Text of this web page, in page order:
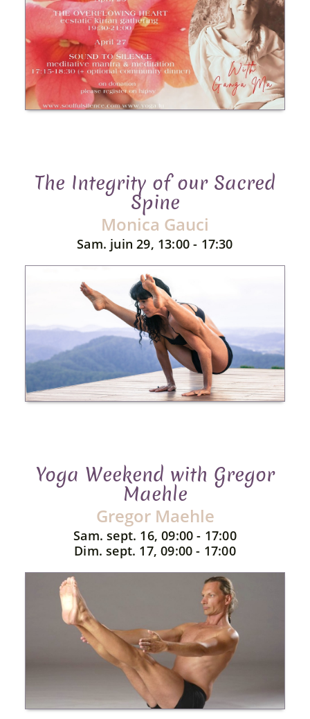
The Integrity of our Sacred
Spine
Monica Gauci
Sam. juin 29, 13:00 - 17:30
Yoga Weekend with Gregor
Maehle
Gregor Maehle
Sam. sept. 16, 09:00 - 17:00
Dim. sept. 17, 09:00 - 17:00